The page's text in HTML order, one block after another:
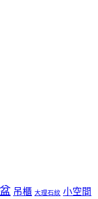
吊櫃 大理石紋 小空間